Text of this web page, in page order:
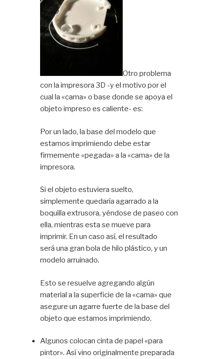
Otro problema
con la impresora 3D -y el motivo por el
cual la «cama» o base donde se apoya el
objeto impreso es caliente- es:
Por un lado, la base del modelo que
estamos imprimiendo debe estar
firmemente «pegada» a la «cama» de la
impresora.
Si el objeto estuviera suelto,
simplemente quedaría agarrado a la
boquilla extrusora, yéndose de paseo con
ella, mientras esta se mueve para
imprimir. En un caso así, el resultado
será una gran bola de hilo plástico, y un
modelo arruinado.
Esto se resuelve agregando algún
material a la superficie de la «cama» que
asegure un agarre fuerte de la base del
objeto que estamos imprimiendo.
Algunos colocan cinta de papel «para
pintor». Así vino originalmente preparada